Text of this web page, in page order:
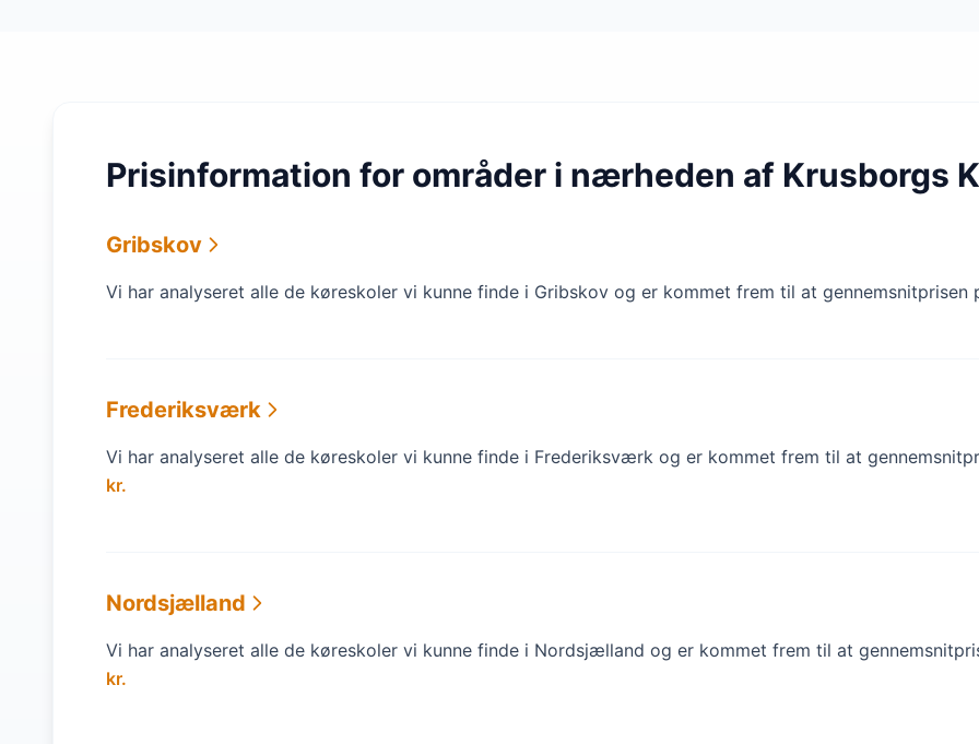
Prisinformation for områder i nærheden af Krusborgs
Gribskov
Vi har analyseret alle de køreskoler vi kunne finde i Gribskov og er kommet frem til at
Frederiksværk
Vi har analyseret alle de køreskoler vi kunne finde i Frederiksværk og er kommet frem til at
kr.
Nordsjælland
Vi har analyseret alle de køreskoler vi kunne finde i Nordsjælland og er kommet frem til at
kr.